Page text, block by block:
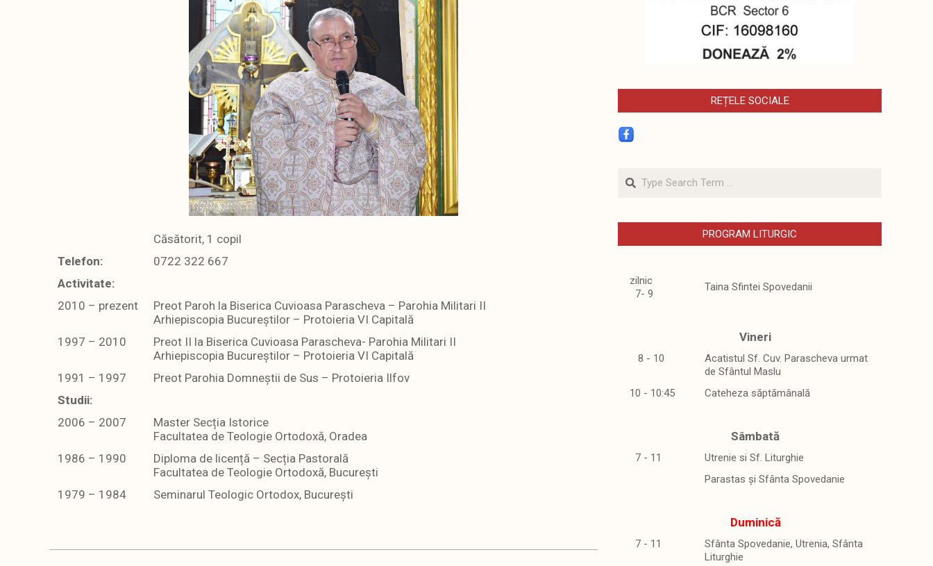
Căsătorit, 1 copil
Telefon:
0722 322 667
Activitate:
2010 – prezent
Preot Paroh la Biserica Cuvioasa Parascheva – Parohia Militari II
Arhiepiscopia Bucureștilor – Protoieria VI Capitală
1997 – 2010
Preot II la Biserica Cuvioasa Parascheva- Parohia Militari II
Arhiepiscopia Bucureștilor – Protoieria VI Capitală
1991 – 1997
Preot Parohia Domneștii de Sus – Protoieria Ilfov
Studii:
2006 – 2007
Master Secția Istorice
Facultatea de Teologie Ortodoxă, Oradea
1986 – 1990
Diploma de licență – Secția Pastorală
Facultatea de Teologie Ortodoxă, București
1979 – 1984
Seminarul Teologic Ortodox, București
REȚELE SOCIALE
Search
PROGRAM LITURGIC
zilnic
7- 9
Taina Sfintei Spovedanii
Vineri
8 - 10
Acatistul Sf. Cuv. Parascheva urmat
de Sfântul Maslu
10 - 10:45
Cateheza săptămânală
Sâmbată
7 - 11
Utrenie si Sf. Liturghie
Parastas și Sfânta Spovedanie
Duminică
7 - 11
Sfânta Spovedanie, Utrenia, Sfânta
Liturghie